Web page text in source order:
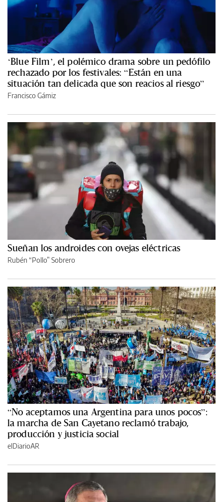
‘Blue Film’, el polémico drama sobre un pedófilo
rechazado por los festivales: “Están en una
situación tan delicada que son reacios al riesgo”
Francisco Gámiz
Sueñan los androides con ovejas eléctricas
Rubén “Pollo” Sobrero
“No aceptamos una Argentina para unos pocos”:
la marcha de San Cayetano reclamó trabajo,
producción y justicia social
elDiarioAR